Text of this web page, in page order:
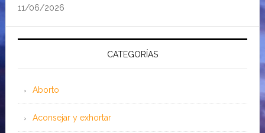
11/06/2026
CATEGORÍAS
Aborto
Aconsejar y exhortar